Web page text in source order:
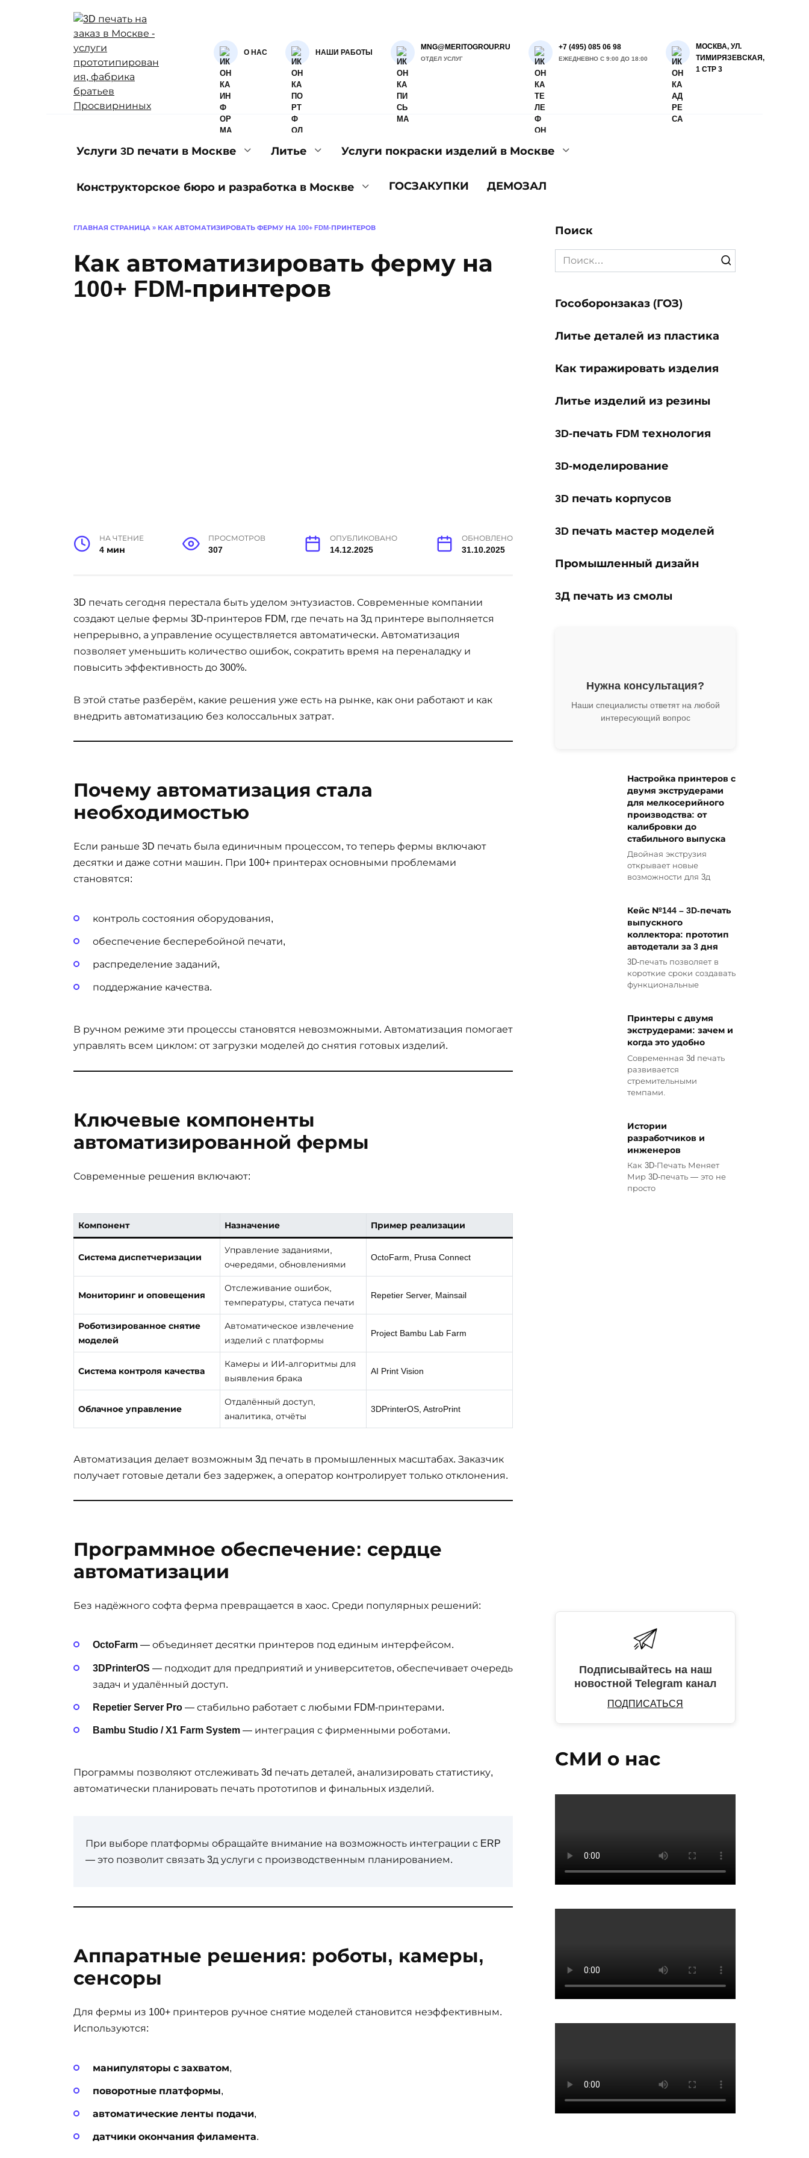
О НАС НАШИ РАБОТЫ
MNG@MERITOGROUP.RU
ОТДЕЛ УСЛУГ
+7 (495) 085 06 98
ЕЖЕДНЕВНО С 9:00 ДО 18:00
МОСКВА, УЛ.
ТИМИРЯЗЕВСКАЯ,
1 СТР 3
Услуги 3D печати в Москве Литье Услуги покраски изделий в Москве
Конструкторское бюро и разработка в Москве ГОСЗАКУПКИ ДЕМОЗАЛ
ГЛАВНАЯ СТРАНИЦА » КАК АВТОМАТИЗИРОВАТЬ ФЕРМУ НА 100+ FDM-ПРИНТЕРОВ
Как автоматизировать ферму на
100+ FDM-принтеров
НА ЧТЕНИЕ
4 мин
ПРОСМОТРОВ
307
ОПУБЛИКОВАНО
14.12.2025
ОБНОВЛЕНО
31.10.2025
3D печать сегодня перестала быть уделом энтузиастов. Современные компании
создают целые фермы 3D-принтеров FDM, где печать на 3д принтере выполняется
непрерывно, а управление осуществляется автоматически. Автоматизация
позволяет уменьшить количество ошибок, сократить время на переналадку и
повысить эффективность до 300%.
В этой статье разберём, какие решения уже есть на рынке, как они работают и как
внедрить автоматизацию без колоссальных затрат.
Почему автоматизация стала
необходимостью
Если раньше 3D печать была единичным процессом, то теперь фермы включают
десятки и даже сотни машин. При 100+ принтерах основными проблемами
становятся:
контроль состояния оборудования,
обеспечение бесперебойной печати,
распределение заданий,
поддержание качества.
В ручном режиме эти процессы становятся невозможными. Автоматизация помогает
управлять всем циклом: от загрузки моделей до снятия готовых изделий.
Ключевые компоненты
автоматизированной фермы
Современные решения включают:
Компонент Назначение Пример реализации
Система диспетчеризации
Управление заданиями,
очередями, обновлениями
OctoFarm, Prusa Connect
Мониторинг и оповещения
Отслеживание ошибок,
температуры, статуса печати
Repetier Server, Mainsail
Роботизированное снятие
моделей
Автоматическое извлечение
изделий с платформы
Project Bambu Lab Farm
Система контроля качества
Камеры и ИИ-алгоритмы для
выявления брака
AI Print Vision
Облачное управление
Отдалённый доступ,
аналитика, отчёты
3DPrinterOS, AstroPrint
Автоматизация делает возможным 3д печать в промышленных масштабах. Заказчик
получает готовые детали без задержек, а оператор контролирует только отклонения.
Программное обеспечение: сердце
автоматизации
Без надёжного софта ферма превращается в хаос. Среди популярных решений:
OctoFarm — объединяет десятки принтеров под единым интерфейсом.
3DPrinterOS — подходит для предприятий и университетов, обеспечивает очередь
задач и удалённый доступ.
Repetier Server Pro — стабильно работает с любыми FDM-принтерами.
Bambu Studio / X1 Farm System — интеграция с фирменными роботами.
Программы позволяют отслеживать 3d печать деталей, анализировать статистику,
автоматически планировать печать прототипов и финальных изделий.
При выборе платформы обращайте внимание на возможность интеграции с ERP
— это позволит связать 3д услуги с производственным планированием.
Аппаратные решения: роботы, камеры,
сенсоры
Для фермы из 100+ принтеров ручное снятие моделей становится неэффективным.
Используются:
манипуляторы с захватом,
поворотные платформы,
автоматические ленты подачи,
датчики окончания филамента.
Поиск
Search
for:
Гособоронзаказ (ГОЗ)
Литье деталей из пластика
Как тиражировать изделия
Литье изделий из резины
3D-печать FDM технология
3D-моделирование
3D печать корпусов
3D печать мастер моделей
Промышленный дизайн
3Д печать из смолы
Нужна консультация?
Наши специалисты ответят на любой
интересующий вопрос
Настройка принтеров с
двумя экструдерами
для мелкосерийного
производства: от
калибровки до
стабильного выпуска
Двойная экструзия
открывает новые
возможности для 3д
Кейс №144 – 3D-печать
выпускного
коллектора: прототип
автодетали за 3 дня
3D-печать позволяет в
короткие сроки создавать
функциональные
Принтеры с двумя
экструдерами: зачем и
когда это удобно
Современная 3d печать
развивается
стремительными
темпами.
Истории
разработчиков и
инженеров
Как 3D-Печать Меняет
Мир 3D-печать — это не
просто
Подписывайтесь на наш
новостной Telegram канал
ПОДПИСАТЬСЯ
СМИ о нас